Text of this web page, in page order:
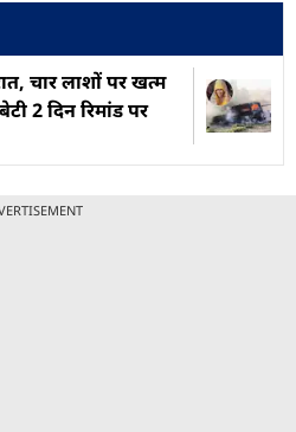
चार लाशों पर खत्म
2 दिन रिमांड पर